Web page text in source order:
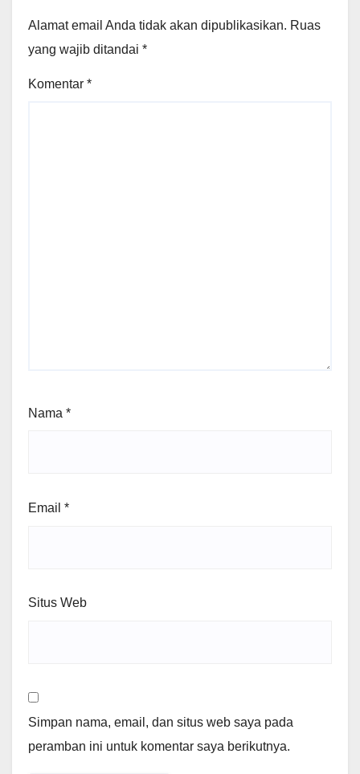
Alamat email Anda tidak akan dipublikasikan. Ruas
yang wajib ditandai *
Komentar *
Nama *
Email *
Situs Web
Simpan nama, email, dan situs web saya pada
peramban ini untuk komentar saya berikutnya.